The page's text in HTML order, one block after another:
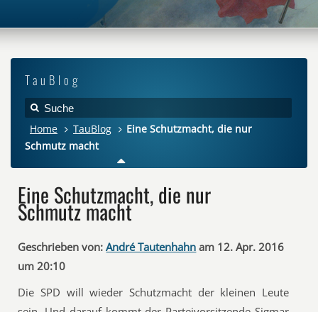
TauBlog
Home TauBlog
Eine Schutzmacht, die nur
Schmutz macht
Eine Schutzmacht, die nur
Schmutz macht
Geschrieben von: André Tautenhahn am 12. Apr. 2016
um 20:10
Die SPD will wieder Schutzmacht der kleinen Leute